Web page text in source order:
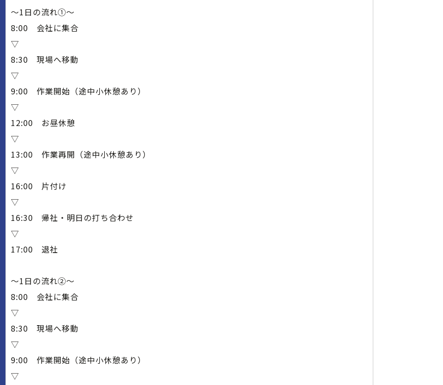
～1日の流れ①～
8:00 会社に集合
▽
8:30 現場へ移動
▽
9:00 作業開始（途中小休憩あり）
▽
12:00 お昼休憩
▽
13:00 作業再開（途中小休憩あり）
▽
16:00 片付け
▽
16:30 帰社・明日の打ち合わせ
▽
17:00 退社
～1日の流れ②～
8:00 会社に集合
▽
8:30 現場へ移動
▽
9:00 作業開始（途中小休憩あり）
▽